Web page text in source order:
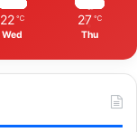
22 ℃
Wed
27 ℃
Thu